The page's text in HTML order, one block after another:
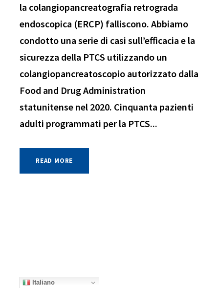
la colangiopancreatografia retrograda
endoscopica (ERCP) falliscono. Abbiamo
condotto una serie di casi sull’efficacia e la
sicurezza della PTCS utilizzando un
colangiopancreatoscopio autorizzato dalla
Food and Drug Administration
statunitense nel 2020. Cinquanta pazienti
adulti programmati per la PTCS...
READ MORE
Italiano